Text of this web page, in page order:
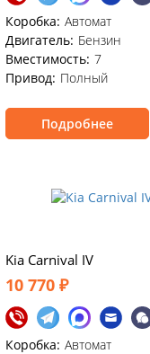
Коробка: Автомат
Двигатель: Бензин
Вместимость: 7
Привод: Полный
Подробнее
Kia Carnival IV
10 770 ₽
Коробка: Автомат